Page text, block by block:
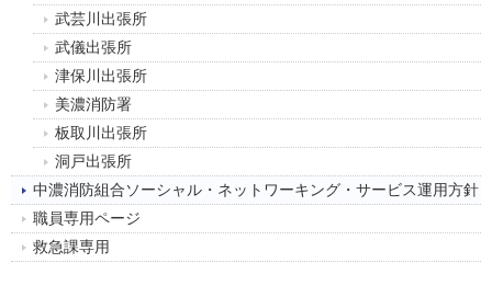
武芸川出張所
武儀出張所
津保川出張所
美濃消防署
板取川出張所
洞戸出張所
中濃消防組合ソーシャル・ネットワーキング・サービス運用方針
職員専用ページ
救急課専用